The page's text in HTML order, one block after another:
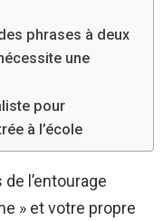
phrases à deux
une
pour
à l’école
l’entourage
» et votre propre